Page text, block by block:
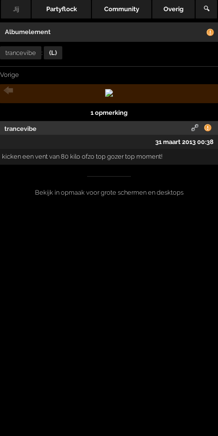
Jij Partyflock Community Overig 🔍
Albumelement
trancevibe : (L)
Vorige
1 opmerking
trancevibe
31 maart 2013 00:38
kicken een vent van 80 kilo ofzo top gozer top moment!
Bekijk in opmaak voor grote schermen en desktops